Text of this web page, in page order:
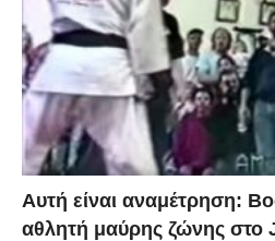
Αυτή είναι αναμέτρηση:
αθλητή μαύρης ζώνης στο